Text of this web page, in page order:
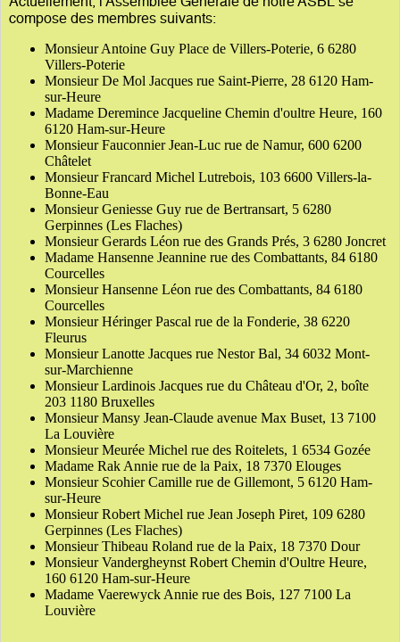
compose des membres suivants:
Monsieur Antoine Guy Place de Villers-Poterie, 6 6280
Villers-Poterie
Monsieur De Mol Jacques rue Saint-Pierre, 28 6120 Ham-
sur-Heure
Madame Deremince Jacqueline Chemin d'oultre Heure, 160
6120 Ham-sur-Heure
Monsieur Fauconnier Jean-Luc rue de Namur, 600 6200
Châtelet
Monsieur Francard Michel Lutrebois, 103 6600 Villers-la-
Bonne-Eau
Monsieur Geniesse Guy rue de Bertransart, 5 6280
Gerpinnes (Les Flaches)
Monsieur Gerards Léon rue des Grands Prés, 3 6280 Joncret
Madame Hansenne Jeannine rue des Combattants, 84 6180
Courcelles
Monsieur Hansenne Léon rue des Combattants, 84 6180
Courcelles
Monsieur Héringer Pascal rue de la Fonderie, 38 6220
Fleurus
Monsieur Lanotte Jacques rue Nestor Bal, 34 6032 Mont-
sur-Marchienne
Monsieur Lardinois Jacques rue du Château d'Or, 2, boîte
203 1180 Bruxelles
Monsieur Mansy Jean-Claude avenue Max Buset, 13 7100
La Louvière
Monsieur Meurée Michel rue des Roitelets, 1 6534 Gozée
Madame Rak Annie rue de la Paix, 18 7370 Elouges
Monsieur Scohier Camille rue de Gillemont, 5 6120 Ham-
sur-Heure
Monsieur Robert Michel rue Jean Joseph Piret, 109 6280
Gerpinnes (Les Flaches)
Monsieur Thibeau Roland rue de la Paix, 18 7370 Dour
Monsieur Vandergheynst Robert Chemin d'Oultre Heure,
160 6120 Ham-sur-Heure
Madame Vaerewyck Annie rue des Bois, 127 7100 La
Louvière